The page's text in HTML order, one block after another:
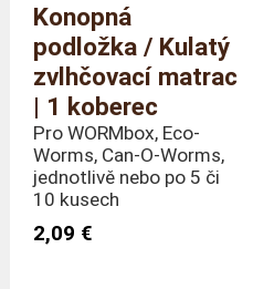
Konopná
podložka / Kulatý
zvlhčovací matrac
| 1 koberec
Pro WORMbox, Eco-
Worms, Can-O-Worms,
jednotlivě nebo po 5 či
10 kusech
2,09 €